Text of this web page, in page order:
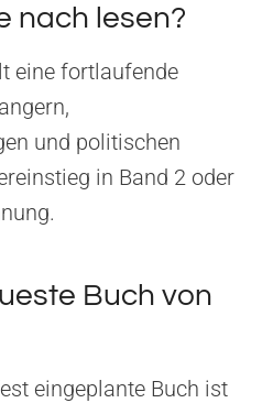
nach lesen?
eine fortlaufende
und politischen
in Band 2 oder
Buch von
eingeplante Buch ist